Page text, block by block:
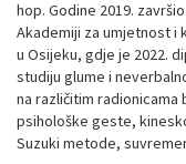
hop. Godine 2019.
Akademiji za umjetnost i
u Osijeku, gdje je 2022.
studiju glume i
na različitim radionicama
psihološke geste,
Suzuki metode,